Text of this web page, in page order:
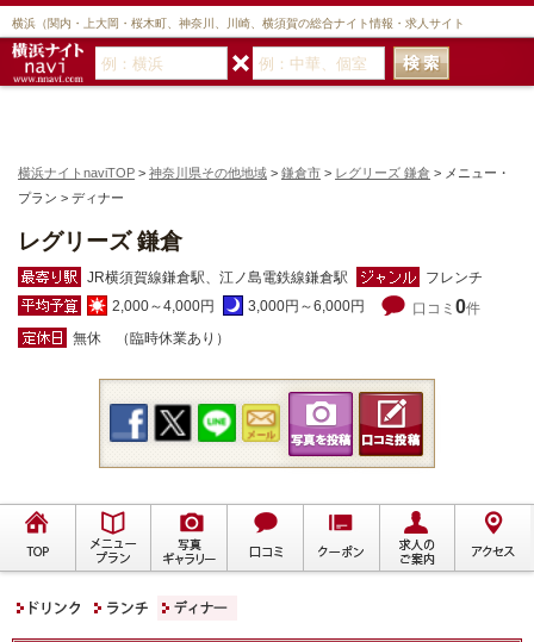
横浜（関内・上大岡・桜木町、神奈川、川崎、横須賀の総合ナイト情報・求人サイト
横浜ナイトnaviTOP > 神奈川県その他地域 > 鎌倉市 > レグリーズ 鎌倉 > メニュー・
プラン > ディナー
レグリーズ 鎌倉
JR横須賀線鎌倉駅、江ノ島電鉄線鎌倉駅
フレンチ
2,000～4,000円
3,000円～6,000円 口コミ 0件
無休 （臨時休業あり）